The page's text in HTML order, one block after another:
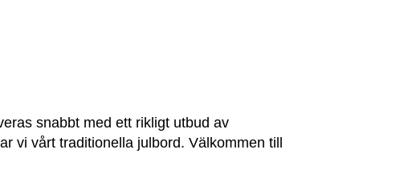
snabbt med ett rikligt utbud av
vi vårt traditionella julbord. Välkommen till